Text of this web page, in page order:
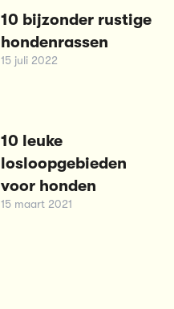
10 bijzonder rustige
hondenrassen
15 juli 2022
10 leuke
losloopgebieden
voor honden
15 maart 2021